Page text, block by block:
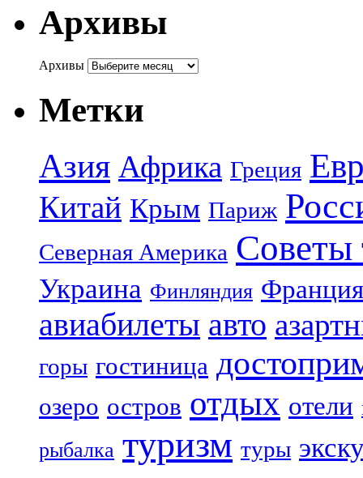
Архивы
Архивы
Метки
Азия Африка Греция
Китай Крым Париж
Северная Америка Советы
Украина Финляндия Франция
авиабилеты авто
горы гостиница
озеро остров отдых отели
рыбалка туризм туры